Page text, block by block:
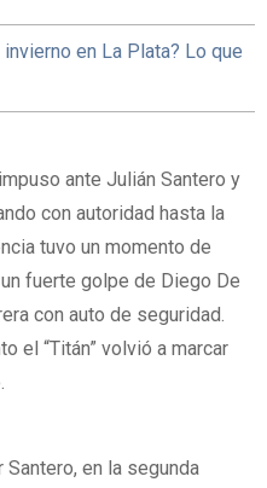
en La Plata? Lo que
ante Julián Santero y
con autoridad hasta la
tuvo un momento de
fuerte golpe de Diego De
con auto de seguridad.
el “Titán” volvió a marcar
en la segunda